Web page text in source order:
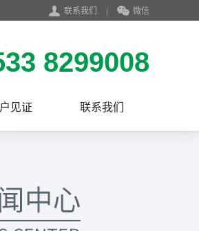
联系我们 | 微信
8299008
见证 联系我们